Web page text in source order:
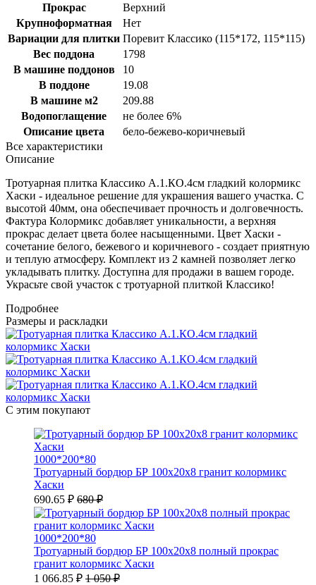
Прокрас
Верхний
Крупноформатная
Нет
Вариации для плитки Поревит Классико (115*172, 115*115)
Вес поддона
1798
В машине поддонов
10
В поддоне
19.08
В машине м2
209.88
Водопоглащение
не более 6%
Описание цвета
бело-бежево-коричневый
Все характеристики
Описание
Тротуарная плитка Классико А.1.КО.4см гладкий колормикс
Хаски - идеальное решение для украшения вашего участка. С
высотой 40мм, она обеспечивает прочность и долговечность.
Фактура Колормикс добавляет уникальности, а верхняя
прокрас делает цвета более насыщенными. Цвет Хаски -
сочетание белого, бежевого и коричневого - создает приятную
и теплую атмосферу. Комплект из 2 камней позволяет легко
укладывать плитку. Доступна для продажи в вашем городе.
Украсьте свой участок с тротуарной плиткой Классико!
Подробнее
Размеры и раскладки
С этим покупают
1000*200*80
Тротуарный бордюр БР 100х20х8 гранит колормикс
Хаски
690.65 ₽ 680 ₽
1000*200*80
Тротуарный бордюр БР 100х20х8 полный прокрас
гранит колормикс Хаски
1 066.85 ₽ 1 050 ₽